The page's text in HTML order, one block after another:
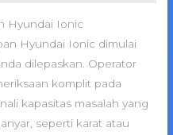
Hyundai Ionic
Hyundai Ionic dimulai
dilepaskan. Operator
komplit pada
kapasitas masalah yang
seperti karat atau